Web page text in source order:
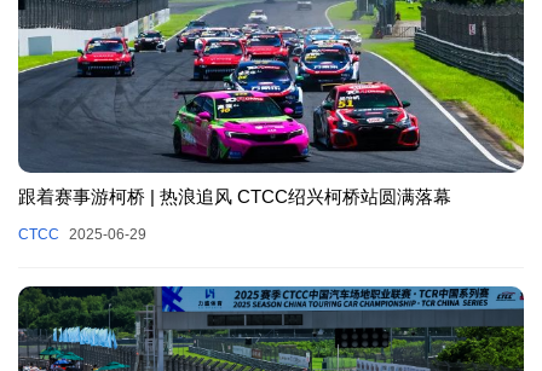
跟着赛事游柯桥 | 热浪追风 CTCC绍兴柯桥站圆满落幕
CTCC 2025-06-29